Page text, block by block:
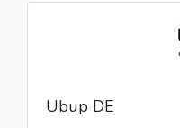
Ubup DE